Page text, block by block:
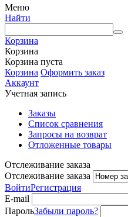
Меню
Найти
Корзина
Корзина
Корзина пуста
Корзина Оформить заказ
Аккаунт
Учетная запись
Заказы
Список сравнения
Запросы на возврат
Отложенные товары
Отслеживание заказа
Отслеживание заказа
ВойтиРегистрация
E-mail
ПарольЗабыли пароль?